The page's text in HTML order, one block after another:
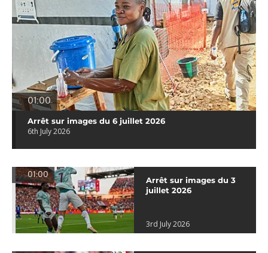
01:00
Arrêt sur images du 6 juillet 2026
6th July 2026
01:00
Arrêt sur images du 3
juillet 2026
3rd July 2026